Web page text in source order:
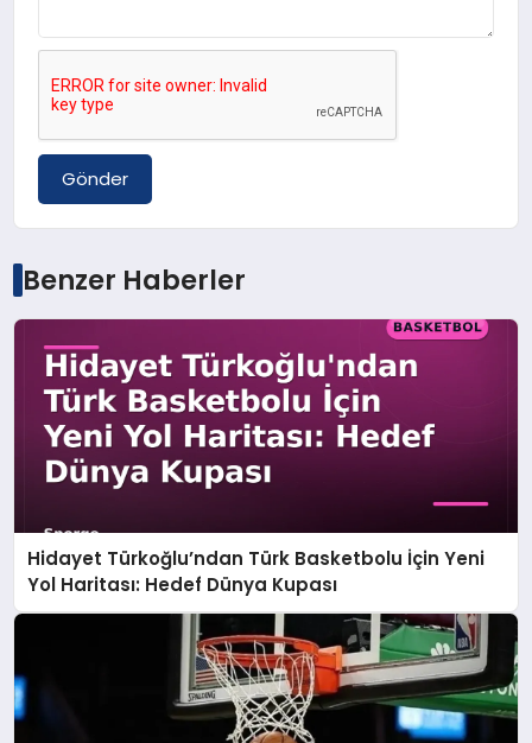
Gönder
Benzer Haberler
Hidayet Türkoğlu’ndan Türk Basketbolu İçin Yeni
Yol Haritası: Hedef Dünya Kupası